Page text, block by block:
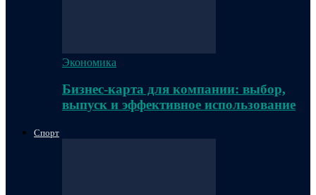
Экономика
Бизнес-карта для компании: выбор,
выпуск и эффективное использование
Спорт